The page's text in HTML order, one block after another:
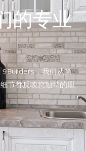
的专业
9Builders，我们从第
节都反映您独特的愿